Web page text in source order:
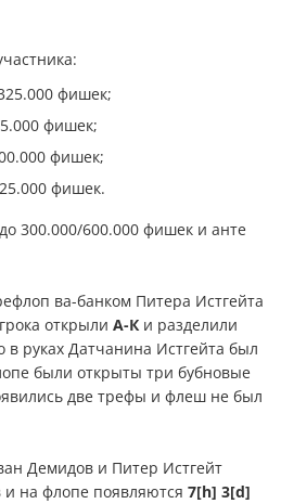
фишек;
фишек;
фишек;
фишек.
300.000/600.000 фишек и анте
ва-банком Питера Истгейта
открыли А-К и разделили
в руках Датчанина Истгейта был
были открыты три бубновые
две трефы и флеш не был
Демидов и Питер Истгейт
и на флопе появляются 7[h] 3[d]